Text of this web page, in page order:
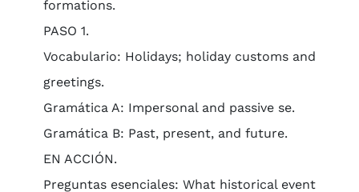
formations.
PASO 1.
Vocabulario: Holidays; holiday customs and
greetings.
Gramática A: Impersonal and passive se.
Gramática B: Past, present, and future.
EN ACCIÓN.
Preguntas esenciales: What historical event